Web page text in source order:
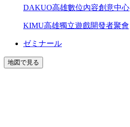
DAKUO高雄數位內容創意中心
KIMU高雄獨立遊戲開發者聚會
ゼミナール
地図で見る